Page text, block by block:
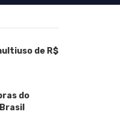
de R$
do